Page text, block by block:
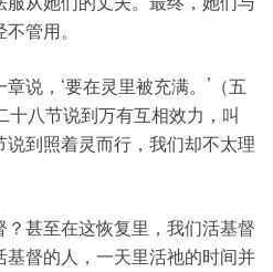
管用。
说，‘要在灵里被充满。’（五
十八节说到万有互相效力，叫
说到照着灵而行，我们却不太理
甚至在这恢复里，我们活基督
督的人，一天里活祂的时间并